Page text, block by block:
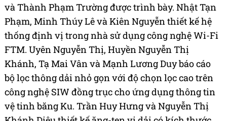
và Thành Phạm Trường được trình bày. Nhật Tạn
Phạm, Minh Thúy Lê và Kiên Nguyễn thiết kế hệ
thống định vị trong nhà sử dụng công nghệ Wi-Fi
FTM. Uyên Nguyễn Thị, Huyền Nguyễn Thị
Khánh, Tạ Mai Vân và Mạnh Lương Duy báo cáo
bộ lọc thông dải nhỏ gọn với độ chọn lọc cao trên
công nghệ SIW đồng trục cho ứng dụng thông tin
vệ tinh băng Ku. Trần Huy Hưng và Nguyễn Thị